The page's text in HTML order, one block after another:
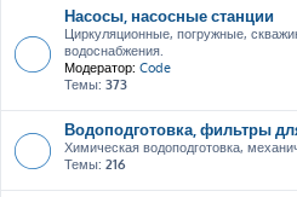
Насосы, насосные станции
Циркуляционные, погружные,
водоснабжения.
Модератор: Code
Темы: 373
Водоподготовка, фильтры
Химическая водоподготовка,
Темы: 216